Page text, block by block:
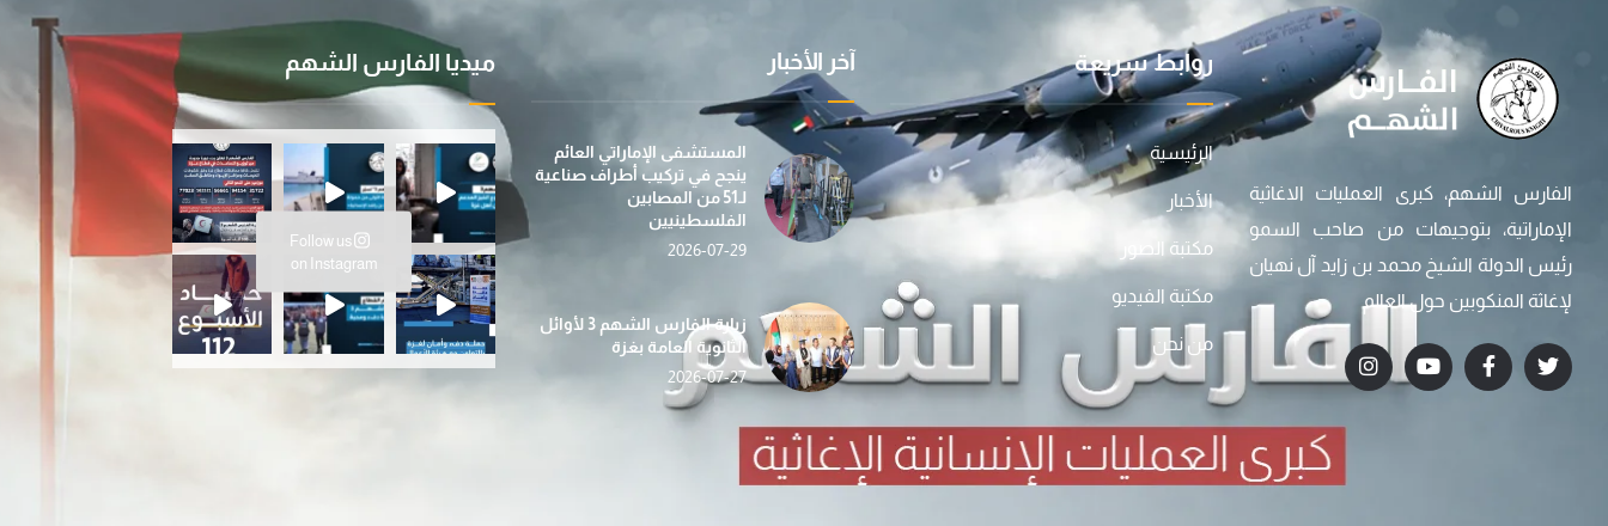
الفارس الشهم، كبرى العمليات الاغاثية
الإماراتية، بتوجيهات من صاحب السمو
رئيس الدولة الشيخ محمد بن زايد آل نهيان
لإغاثة المنكوبين حول العالم
روابط سريعة
الرئيسية
الأخبار
مكتبة الصور
مكتبة الفيديو
من نحن
آخر الأخبار
المستشفى الإماراتي العائم
ينجح في تركيب أطراف صناعية
لـ51 من المصابين
الفلسطينيين
2026-07-29
زيارة الفارس الشهم 3 لأوائل
الثانوية العامة بغزة
2026-07-27
ميديا الفارس الشهم
بمساهمة من مؤسسة صقر بن محمد القاسمي، تطلق عملية ا
عملية "الفارس الشهم 3" تسيّر إلى غزة الدفعة الأولىفي إطار جهودها الإنسانية المتواصلة…عملية الفارس ال
ضمن مبادرة “دفء ومحبة”... عملية الفارس الشهم 3، ت
حصاد الأسبوع (112) … أنشطة إغاثية ومساعدات شاملة ت
Follow us
on Instagram